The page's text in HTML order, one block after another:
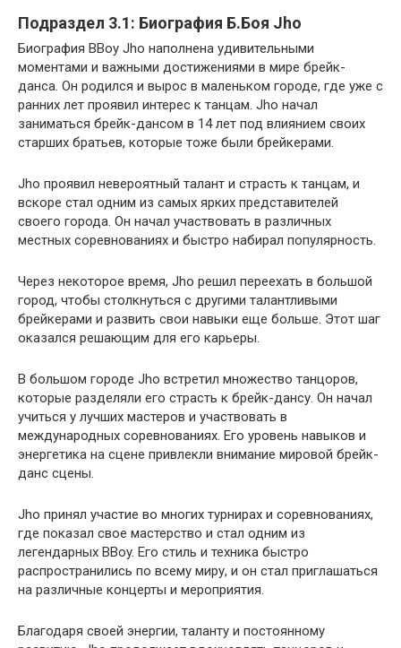
Подраздел 3.1: Биография Б.Боя Jho
Биография BBoy Jho наполнена удивительными
моментами и важными достижениями в мире брейк-
данса. Он родился и вырос в маленьком городе, где уже с
ранних лет проявил интерес к танцам. Jho начал
заниматься брейк-дансом в 14 лет под влиянием своих
старших братьев, которые тоже были брейкерами.
Jho проявил невероятный талант и страсть к танцам, и
вскоре стал одним из самых ярких представителей
своего города. Он начал участвовать в различных
местных соревнованиях и быстро набирал популярность.
Через некоторое время, Jho решил переехать в большой
город, чтобы столкнуться с другими талантливыми
брейкерами и развить свои навыки еще больше. Этот шаг
оказался решающим для его карьеры.
В большом городе Jho встретил множество танцоров,
которые разделяли его страсть к брейк-дансу. Он начал
учиться у лучших мастеров и участвовать в
международных соревнованиях. Его уровень навыков и
энергетика на сцене привлекли внимание мировой брейк-
данс сцены.
Jho принял участие во многих турнирах и соревнованиях,
где показал свое мастерство и стал одним из
легендарных BBoy. Его стиль и техника быстро
распространились по всему миру, и он стал приглашаться
на различные концерты и мероприятия.
Благодаря своей энергии, таланту и постоянному